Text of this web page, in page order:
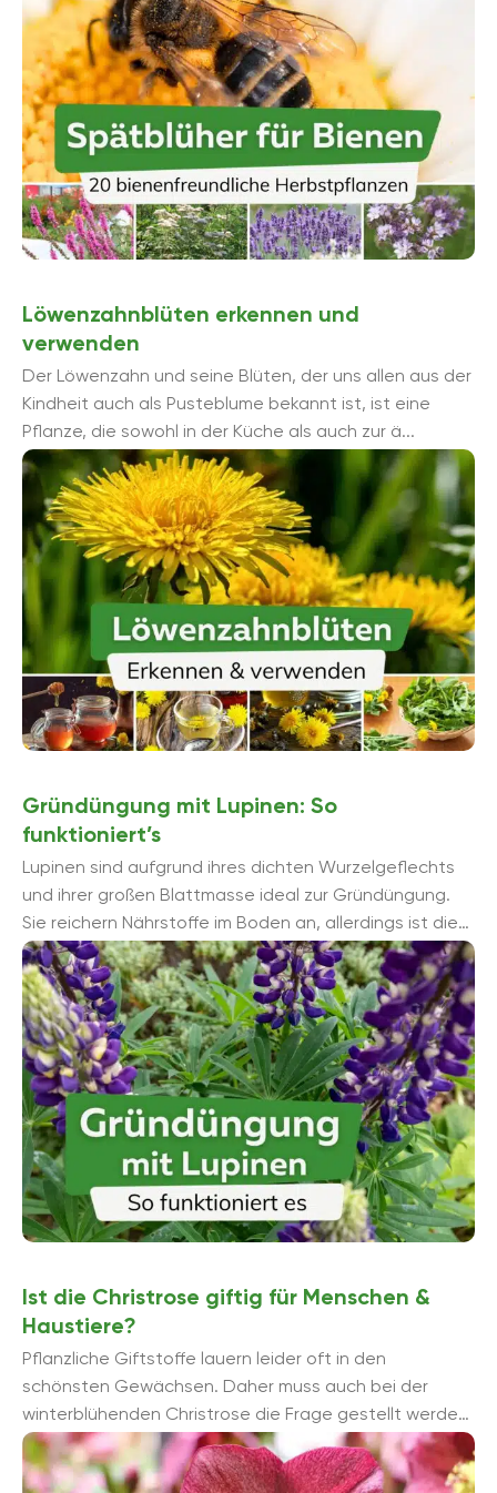
Löwenzahnblüten erkennen und
verwenden
Der Löwenzahn und seine Blüten, der uns allen aus der
Kindheit auch als Pusteblume bekannt ist, ist eine
Pflanze, die sowohl in der Küche als auch zur ä...
Gründüngung mit Lupinen: So
funktioniert’s
Lupinen sind aufgrund ihres dichten Wurzelgeflechts
und ihrer großen Blattmasse ideal zur Gründüngung.
Sie reichern Nährstoffe im Boden an, allerdings ist die
Einarbeitung etwas aufwendiger, da ...
Ist die Christrose giftig für Menschen &
Haustiere?
Pflanzliche Giftstoffe lauern leider oft in den
schönsten Gewächsen. Daher muss auch bei der
winterblühenden Christrose die Frage gestellt werden,
ob sie für Haustiere und Menschen ...